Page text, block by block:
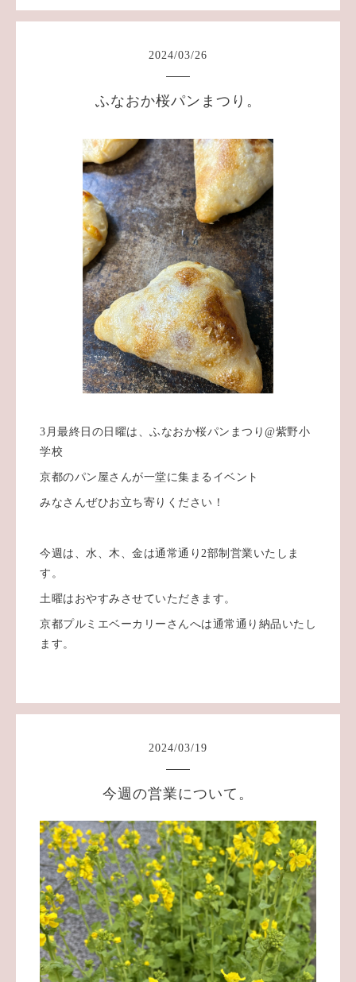
2024/03/26
ふなおか桜パンまつり。
3月最終日の日曜は、ふなおか桜パンまつり@紫野小
学校
京都のパン屋さんが一堂に集まるイベント
みなさんぜひお立ち寄りください！
今週は、水、木、金は通常通り2部制営業いたしま
す。
土曜はおやすみさせていただきます。
京都プルミエベーカリーさんへは通常通り納品いたし
ます。
2024/03/19
今週の営業について。